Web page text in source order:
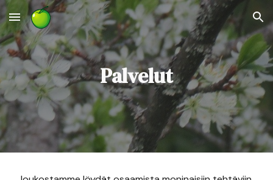
Skip to main content Skip to navigation
Palvelut